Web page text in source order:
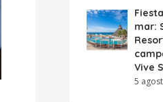
mar:
Vive
5